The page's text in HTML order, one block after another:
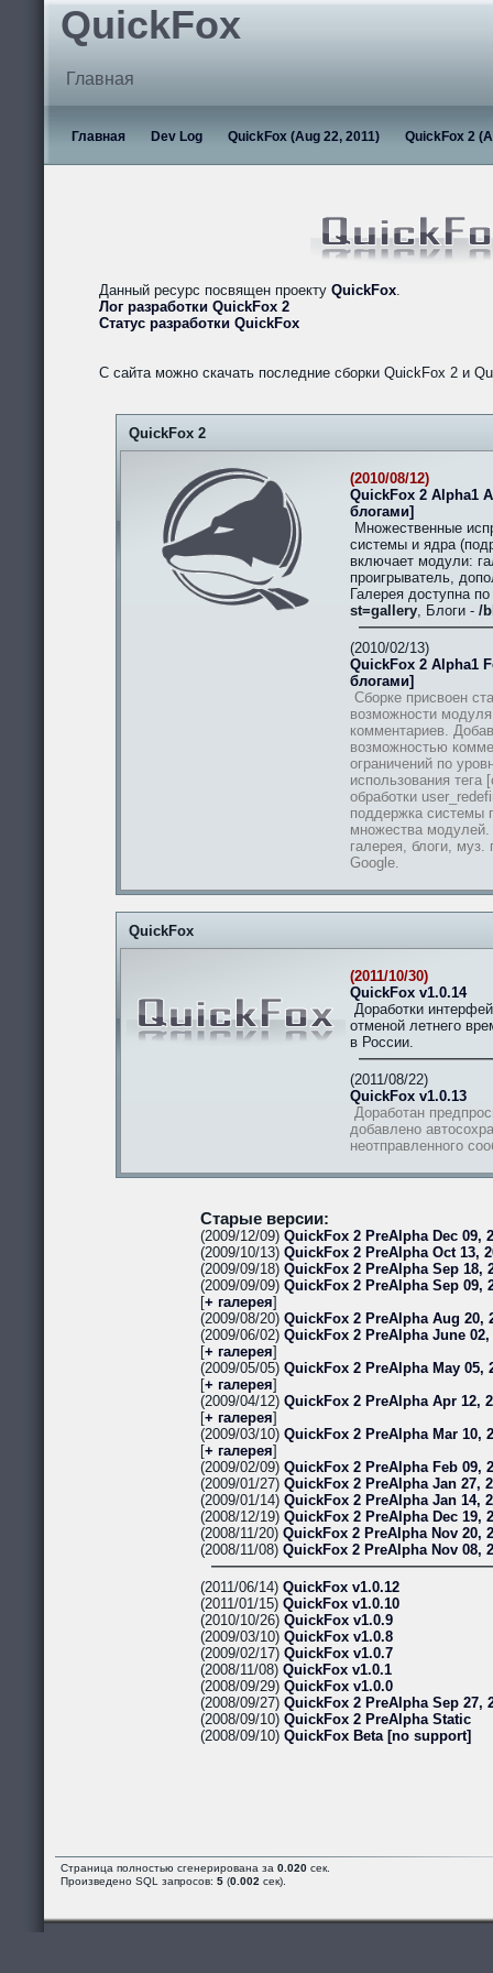
QuickFox
Главная
Главная Dev Log QuickFox (Aug 22, 2011) QuickFox 2
Данный ресурс посвящен проекту QuickFox.
Лог разработки QuickFox 2
Статус разработки QuickFox
С сайта можно скачать последние сборки QuickFox 2 и
QuickFox 2
(2010/08/12)
QuickFox 2 Alpha1
блогами]
Множественные
системы и ядра
включает модули:
проигрыватель,
Галерея доступна
st=gallery, Блоги - /
(2010/02/13)
QuickFox 2 Alpha1
блогами]
Сборке присвоен
возможности
комментариев.
возможностью
ограничений по
использования тега
обработки
поддержка системы
множества
галерея, блоги, муз.
Google.
QuickFox
(2011/10/30)
QuickFox v1.0.14
Доработки
отменой летнего
в России.
(2011/08/22)
QuickFox v1.0.13
Доработан
добавлено
неотправленного
Старые версии:
(2009/12/09) QuickFox 2 PreAlpha Dec 09,
(2009/10/13) QuickFox 2 PreAlpha Oct 13,
(2009/09/18) QuickFox 2 PreAlpha Sep 18,
(2009/09/09) QuickFox 2 PreAlpha Sep 09,
[+ галерея]
(2009/08/20) QuickFox 2 PreAlpha Aug 20,
(2009/06/02) QuickFox 2 PreAlpha June 02,
[+ галерея]
(2009/05/05) QuickFox 2 PreAlpha May 05,
[+ галерея]
(2009/04/12) QuickFox 2 PreAlpha Apr 12,
[+ галерея]
(2009/03/10) QuickFox 2 PreAlpha Mar 10,
[+ галерея]
(2009/02/09) QuickFox 2 PreAlpha Feb 09,
(2009/01/27) QuickFox 2 PreAlpha Jan 27,
(2009/01/14) QuickFox 2 PreAlpha Jan 14,
(2008/12/19) QuickFox 2 PreAlpha Dec 19,
(2008/11/20) QuickFox 2 PreAlpha Nov 20,
(2008/11/08) QuickFox 2 PreAlpha Nov 08,
(2011/06/14) QuickFox v1.0.12
(2011/01/15) QuickFox v1.0.10
(2010/10/26) QuickFox v1.0.9
(2009/03/10) QuickFox v1.0.8
(2009/02/17) QuickFox v1.0.7
(2008/11/08) QuickFox v1.0.1
(2008/09/29) QuickFox v1.0.0
(2008/09/27) QuickFox 2 PreAlpha Sep 27,
(2008/09/10) QuickFox 2 PreAlpha Static
(2008/09/10) QuickFox Beta [no support]
Страница полностью сгенерирована за 0.020 сек.
Произведено SQL запросов: 5 (0.002 сек).